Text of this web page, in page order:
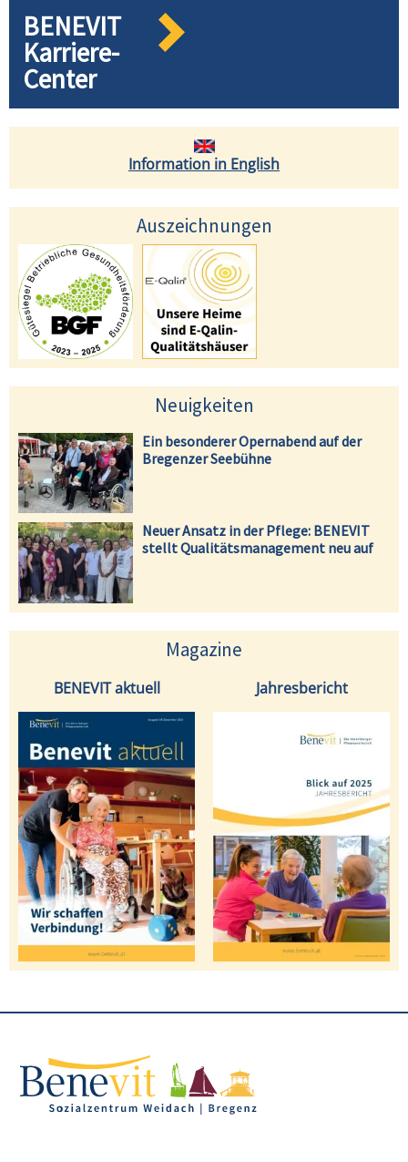
BENEVIT
Karriere-
Center
Information in English
Auszeichnungen
Neuigkeiten
Ein besonderer Opernabend auf der
Bregenzer Seebühne
Neuer Ansatz in der Pflege: BENEVIT
stellt Qualitätsmanagement neu auf
Magazine
BENEVIT aktuell Jahresbericht